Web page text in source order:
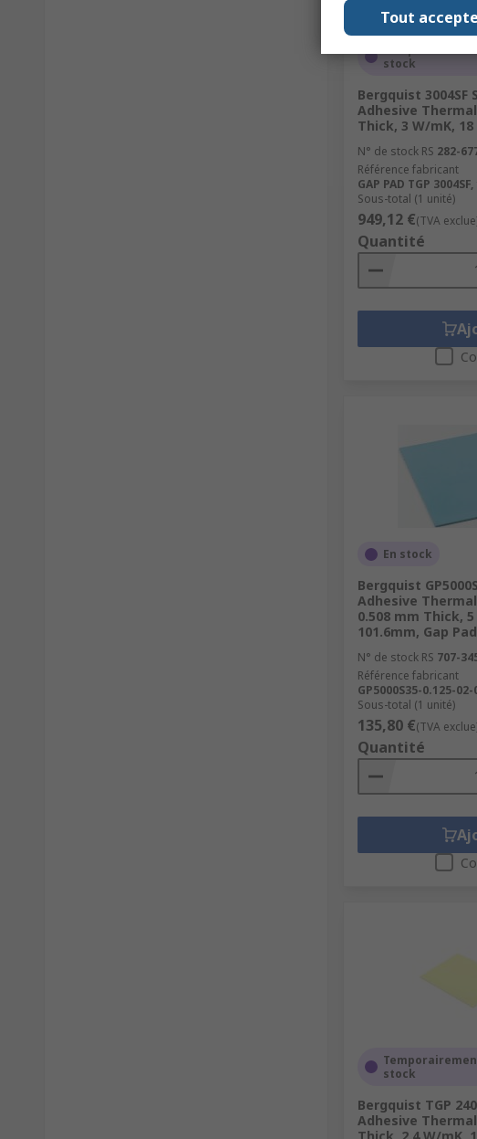
stock
Bergquist 3004SF
Adhesive
Thick, 3 W/mK,
N° de stock RS 282-
Référence fabricant
GAP PAD TGP
Sous-total (1 unité)
949,12 €(TVA
Quantité
En stock
Bergquist
Adhesive
0.508 mm Thick,
101.6mm, Gap Pad
N° de stock RS 707-
Référence fabricant
GP5000S35-0.125-02-
Sous-total (1 unité)
135,80 €(TVA
Quantité
stock
Bergquist TGP
Adhesive
Tout